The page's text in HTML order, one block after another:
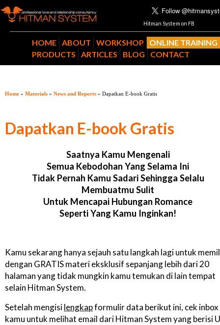
Hitman System on FB
HOME ABOUT WORKSHOP
ONLINE TRAINING
PRODUCTS
ARTICLES BLOG CONTACT
Home » Materials » News and Reports » Dapatkan E-book Gratis
Dapatkan E-book Gratis
Saatnya Kamu Mengenali
Semua Kebodohan Yang Selama Ini
Tidak Pernah Kamu Sadari Sehingga Selalu
Membuatmu Sulit
Untuk Mencapai Hubungan Romance
Seperti Yang Kamu Inginkan!
Kamu sekarang hanya sejauh satu langkah lagi untuk
dengan GRATIS materi eksklusif sepanjang lebih dari 20
halaman yang tidak mungkin kamu temukan di lain tempat
selain Hitman System.
Setelah mengisilengkapformulir data berikut ini, cek inbox
kamu untuk melihat email dari Hitman System yang berisi